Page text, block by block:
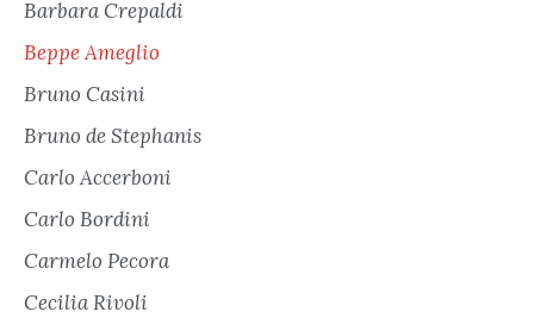
Barbara Crepaldi
Beppe Ameglio
Bruno Casini
Bruno de Stephanis
Carlo Accerboni
Carlo Bordini
Carmelo Pecora
Cecilia Rivoli